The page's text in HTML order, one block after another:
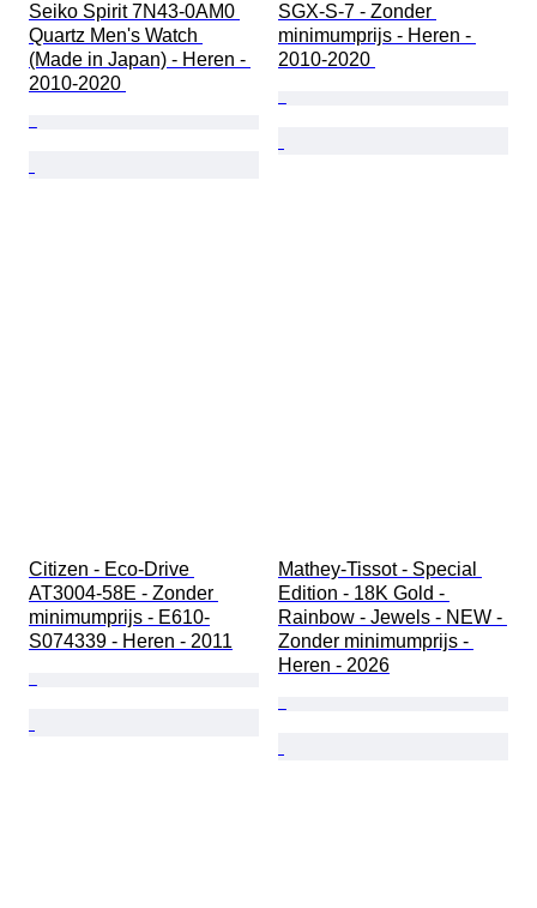
Seiko Spirit 7N43-0AM0
Quartz Men's Watch
(Made in Japan) - Heren -
2010-2020
SGX-S-7 - Zonder
minimumprijs - Heren -
2010-2020
Citizen - Eco-Drive
AT3004-58E - Zonder
minimumprijs - E610-
S074339 - Heren - 2011
Mathey-Tissot - Special
Edition - 18K Gold -
Rainbow - Jewels - NEW -
Zonder minimumprijs -
Heren - 2026